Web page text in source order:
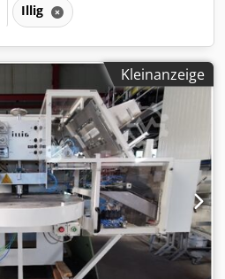
Illig
Kleinanzeige